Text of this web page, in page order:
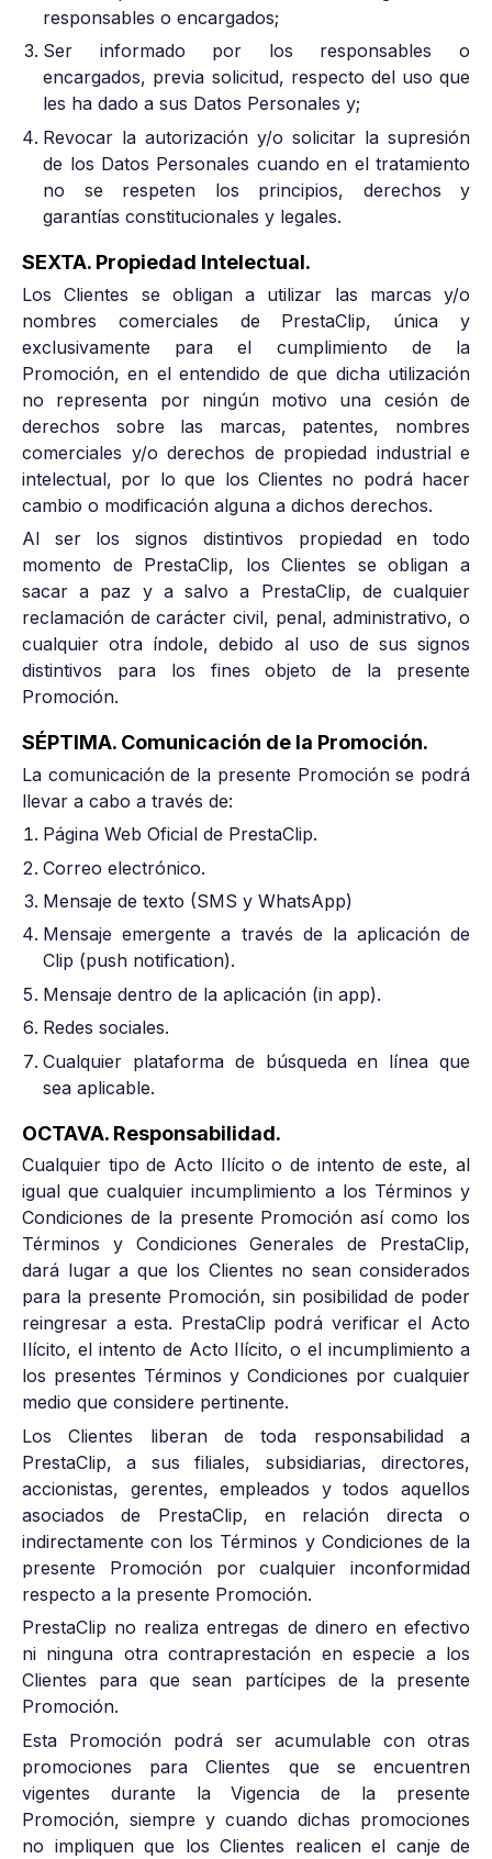
responsables o encargados;
Ser informado por los responsables o
encargados, previa solicitud, respecto del uso que
les ha dado a sus Datos Personales y;
Revocar la autorización y/o solicitar la supresión
de los Datos Personales cuando en el tratamiento
no se respeten los principios, derechos y
garantías constitucionales y legales.
SEXTA. Propiedad Intelectual.
Los Clientes se obligan a utilizar las marcas y/o
nombres comerciales de PrestaClip, única y
exclusivamente para el cumplimiento de la
Promoción, en el entendido de que dicha utilización
no representa por ningún motivo una cesión de
derechos sobre las marcas, patentes, nombres
comerciales y/o derechos de propiedad industrial e
intelectual, por lo que los Clientes no podrá hacer
cambio o modificación alguna a dichos derechos.
Al ser los signos distintivos propiedad en todo
momento de PrestaClip, los Clientes se obligan a
sacar a paz y a salvo a PrestaClip, de cualquier
reclamación de carácter civil, penal, administrativo, o
cualquier otra índole, debido al uso de sus signos
distintivos para los fines objeto de la presente
Promoción.
SÉPTIMA. Comunicación de la Promoción.
La comunicación de la presente Promoción se podrá
llevar a cabo a través de:
Página Web Oficial de PrestaClip.
Correo electrónico.
Mensaje de texto (SMS y WhatsApp)
Mensaje emergente a través de la aplicación de
Clip (push notification).
Mensaje dentro de la aplicación (in app).
Redes sociales.
Cualquier plataforma de búsqueda en línea que
sea aplicable.
OCTAVA. Responsabilidad.
Cualquier tipo de Acto Ilícito o de intento de este, al
igual que cualquier incumplimiento a los Términos y
Condiciones de la presente Promoción así como los
Términos y Condiciones Generales de PrestaClip,
dará lugar a que los Clientes no sean considerados
para la presente Promoción, sin posibilidad de poder
reingresar a esta. PrestaClip podrá verificar el Acto
Ilícito, el intento de Acto Ilícito, o el incumplimiento a
los presentes Términos y Condiciones por cualquier
medio que considere pertinente.
Los Clientes liberan de toda responsabilidad a
PrestaClip, a sus filiales, subsidiarias, directores,
accionistas, gerentes, empleados y todos aquellos
asociados de PrestaClip, en relación directa o
indirectamente con los Términos y Condiciones de la
presente Promoción por cualquier inconformidad
respecto a la presente Promoción.
PrestaClip no realiza entregas de dinero en efectivo
ni ninguna otra contraprestación en especie a los
Clientes para que sean partícipes de la presente
Promoción.
Esta Promoción podrá ser acumulable con otras
promociones para Clientes que se encuentren
vigentes durante la Vigencia de la presente
Promoción, siempre y cuando dichas promociones
no impliquen que los Clientes realicen el canje de